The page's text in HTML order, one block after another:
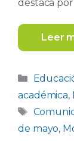
destaca
Leer
académica,
de mayo,